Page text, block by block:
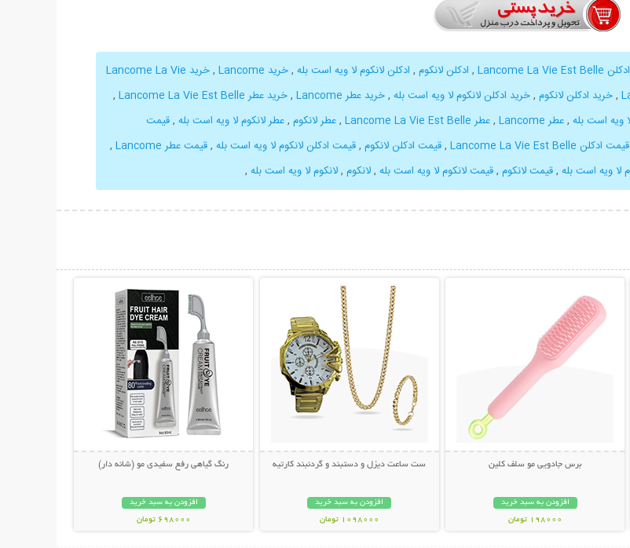
ادکلن Lancome La Vie Est Belle , ادکلن لانکوم , ادکلن لانکوم لا ویه است بله ,خرید Lancome ,
خرید Lancome La Vie
,خرید ادکلن لانکوم ,خرید ادکلن لانکوم لا ویه است بله ,خرید عطر Lancome ,خرید عطر Lancome La Vie Est Belle
,
ویه است بله ,عطر Lancome ,عطر Lancome La Vie Est Belle ,عطر لانکوم ,عطر لانکوم لا ویه است بله ,قیمت
قیمت ادکلن Lancome La Vie Est Belle ,قیمت ادکلن لانکوم ,قیمت ادکلن لانکوم لا ویه است بله ,قیمت عطر Lancome
,
لا ویه است بله ,قیمت لانکوم ,قیمت لانکوم لا ویه است بله ,لانکوم ,لانکوم لا ویه است بله ,
برس جادویی مو سلف کلین
افزودن به سبد خرید
198000 تومان
ست ساعت دیزل و دستبند و گردنبند کارتیه
افزودن به سبد خرید
1098000 تومان
رنگ گیاهی رفع سفیدی مو (شانه دار)
افزودن به سبد خرید
698000 تومان